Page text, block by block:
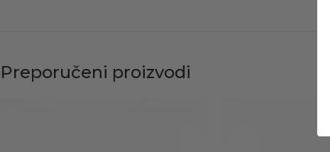
Preporučeni proizvodi